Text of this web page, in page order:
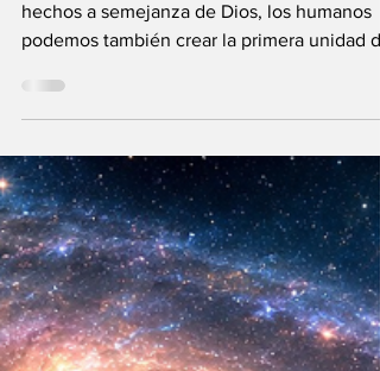
los seres humanos?
hechos a semejanza de Dios, los humanos
podemos también crear la primera unidad
la existencia?... “SpudCell”, una célula
sintética desarrollada en laboratorio abre
nueva era científica que desafía nuestras
ideas sobre la creación... ¿Podemos crear
biológica? Durante siglos creímos que la
mayor aspiración de la inteligencia humana
consistía en comprender la vida. Hoy
comienza a aparecer una posibilidad todavía